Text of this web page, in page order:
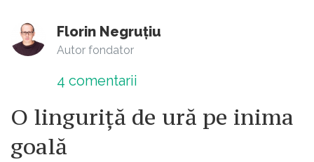
Florin Negruțiu
Autor fondator
4 comentarii
O linguriță de ură pe inima
goală